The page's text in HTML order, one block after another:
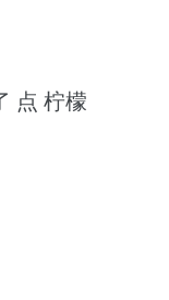
点 柠檬